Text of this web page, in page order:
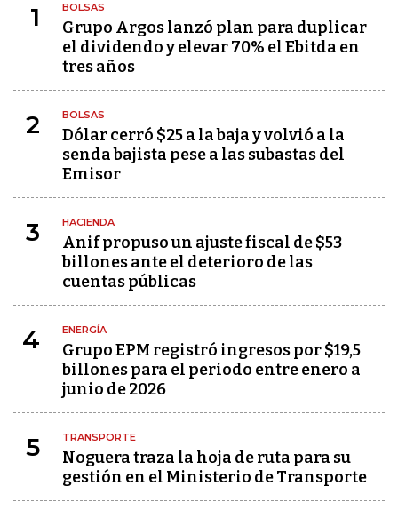
1 BOLSAS
Grupo Argos lanzó plan para duplicar
el dividendo y elevar 70% el Ebitda en
tres años
2 BOLSAS
Dólar cerró $25 a la baja y volvió a la
senda bajista pese a las subastas del
Emisor
3 HACIENDA
Anif propuso un ajuste fiscal de $53
billones ante el deterioro de las
cuentas públicas
4 ENERGÍA
Grupo EPM registró ingresos por $19,5
billones para el periodo entre enero a
junio de 2026
5 TRANSPORTE
Noguera traza la hoja de ruta para su
gestión en el Ministerio de Transporte